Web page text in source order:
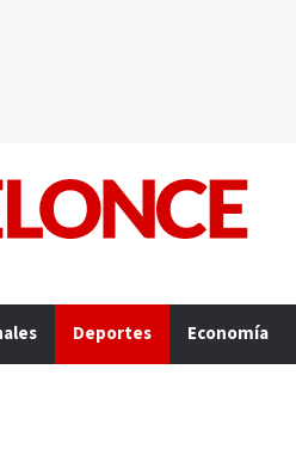
Deportes Economía